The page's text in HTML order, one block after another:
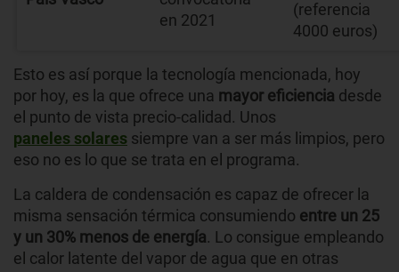
en 2021
(referencia
4000 euros)
Esto es así porque la tecnología mencionada, hoy
por hoy, es la que ofrece una mayor eficiencia desde
el punto de vista precio-calidad. Unos
paneles solares siempre van a ser más limpios, pero
eso no es lo que se trata en el programa.
La caldera de condensación es capaz de ofrecer la
misma sensación térmica consumiendo entre un 25
y un 30% menos de energía. Lo consigue empleando
el calor latente del vapor de agua que en otras